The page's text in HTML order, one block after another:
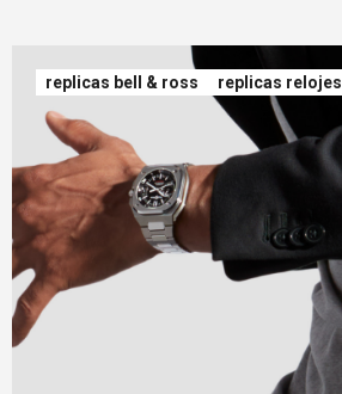
replicas bell & ross replicas relojes